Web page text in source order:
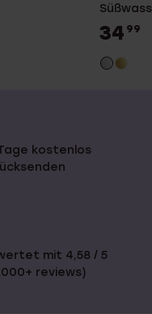
34 99
kostenlos
mit 4,58 / 5
reviews)